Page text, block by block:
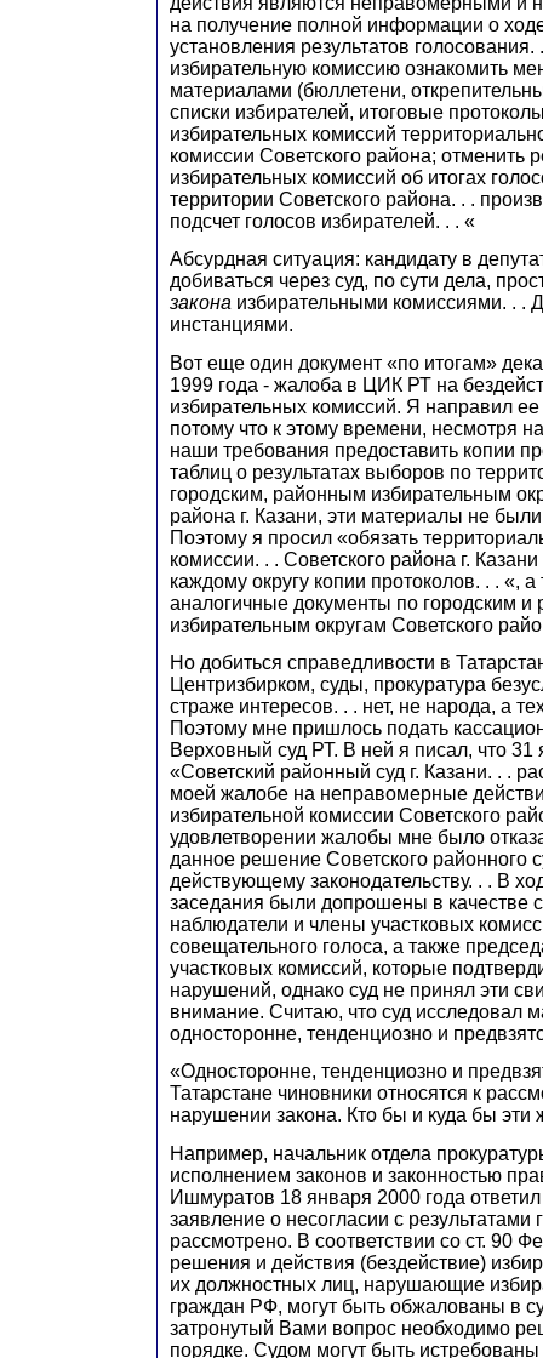
на получение полной информации о
установления результатов
избирательную комиссию ознакомить
материалами (бюллетени,
списки избирателей, итоговые
избирательных комиссий
комиссии Советского района; отменить
избирательных комиссий об итогах
территории Советского района. . .
подсчет голосов избирателей. . . «
Абсурдная ситуация: кандидату в
добиваться через суд, по сути дела,
закона избирательными комиссиями. . .
инстанциями.
Вот еще один документ «по итогам»
1999 года - жалоба в ЦИК РТ на
избирательных комиссий. Я направил
потому что к этому времени, несмотря
наши требования предоставить копии
таблиц о результатах выборов по
городским, районным избирательным
района г. Казани, эти материалы не
Поэтому я просил «обязать
комиссии. . . Советского района г.
каждому округу копии протоколов. . . «,
аналогичные документы по городским
избирательным округам Советского
Но добиться справедливости в
Центризбирком, суды, прокуратура
страже интересов. . . нет, не народа, а
Поэтому мне пришлось подать
Верховный суд РТ. В ней я писал, что 31
«Советский районный суд г. Казани. . .
моей жалобе на неправомерные
избирательной комиссии Советского
удовлетворении жалобы мне было
данное решение Советского районного
действующему законодательству. . . В
заседания были допрошены в качестве
наблюдатели и члены участковых
совещательного голоса, а также
участковых комиссий, которые
нарушений, однако суд не принял эти
внимание. Считаю, что суд исследовал
односторонне, тенденциозно и
«Односторонне, тенденциозно и
Татарстане чиновники относятся к
нарушении закона. Кто бы и куда бы
Например, начальник отдела
исполнением законов и законностью
Ишмуратов 18 января 2000 года
заявление о несогласии с результатами
рассмотрено. В соответствии со ст. 90
решения и действия (бездействие)
их должностных лиц, нарушающие
граждан РФ, могут быть обжалованы в
затронутый Вами вопрос необходимо
порядке. Судом могут быть